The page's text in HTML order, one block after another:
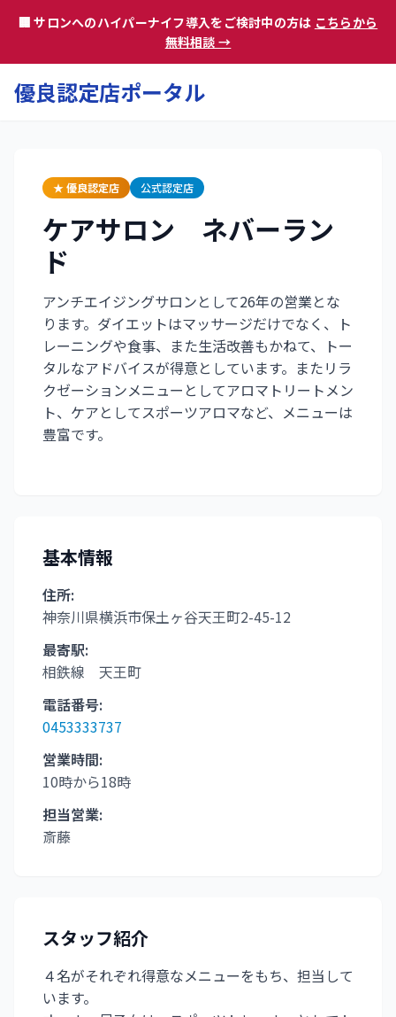
🏢 サロンへのハイパーナイフ導入をご検討中の方は こちらから
無料相談 →
優良認定店ポータル
★ 優良認定店 公式認定店
ケアサロン ネバーラン
ド
アンチエイジングサロンとして26年の営業とな
ります。ダイエットはマッサージだけでなく、ト
レーニングや食事、また生活改善もかねて、トー
タルなアドバイスが得意としています。またリラ
クゼーションメニューとしてアロマトリートメン
ト、ケアとしてスポーツアロマなど、メニューは
豊富です。
基本情報
住所:
神奈川県横浜市保土ヶ谷天王町2-45-12
最寄駅:
相鉄線 天王町
電話番号:
0453333737
営業時間:
10時から18時
担当営業:
斎藤
スタッフ紹介
４名がそれぞれ得意なメニューをもち、担当して
います。